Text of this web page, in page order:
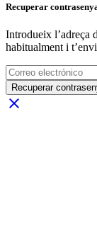
Recuperar
Introdueix l’adreça
habitualment i
Recuperar
close